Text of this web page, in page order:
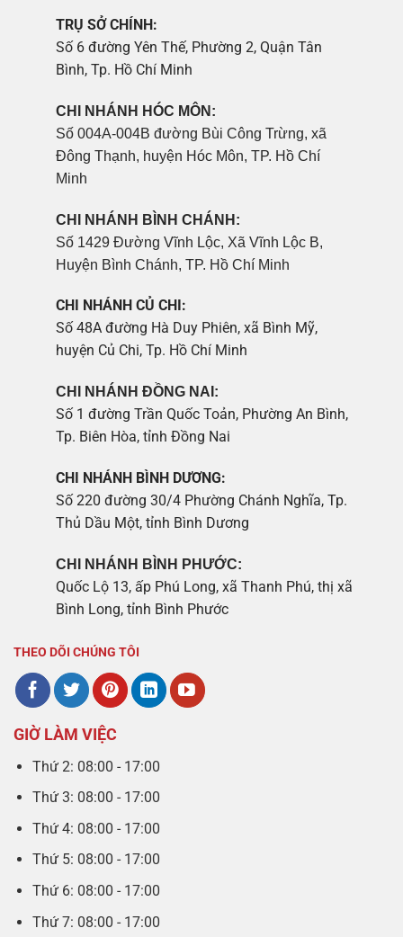
TRỤ SỞ CHÍNH:
Số 6 đường Yên Thế, Phường 2, Quận Tân
Bình, Tp. Hồ Chí Minh
CHI NHÁNH HÓC MÔN:
Số 004A-004B đường Bùi Công Trừng, xã
Đông Thạnh, huyện Hóc Môn, TP. Hồ Chí
Minh
CHI NHÁNH BÌNH CHÁNH:
Số 1429 Đường Vĩnh Lộc, Xã Vĩnh Lộc B,
Huyện Bình Chánh, TP. Hồ Chí Minh
CHI NHÁNH CỦ CHI:
Số 48A đường Hà Duy Phiên, xã Bình Mỹ,
huyện Củ Chi, Tp. Hồ Chí Minh
CHI NHÁNH ĐỒNG NAI:
Số 1 đường Trần Quốc Toản, Phường An Bình,
Tp. Biên Hòa, tỉnh Đồng Nai
CHI NHÁNH BÌNH DƯƠNG:
Số 220 đường 30/4 Phường Chánh Nghĩa, Tp.
Thủ Dầu Một, tỉnh Bình Dương
CHI NHÁNH BÌNH PHƯỚC:
Quốc Lộ 13, ấp Phú Long, xã Thanh Phú, thị xã
Bình Long, tỉnh Bình Phước
THEO DÕI CHÚNG TÔI
GIỜ LÀM VIỆC
Thứ 2: 08:00 - 17:00
Thứ 3: 08:00 - 17:00
Thứ 4: 08:00 - 17:00
Thứ 5: 08:00 - 17:00
Thứ 6: 08:00 - 17:00
Thứ 7: 08:00 - 17:00